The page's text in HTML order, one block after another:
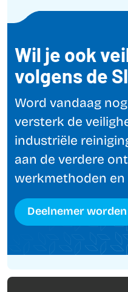
Wil je ook
volgens de
Word vandaag
versterk de
industriële
aan de verdere
werkmethoden
Deelnemer worden